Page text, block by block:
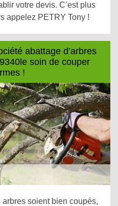
votre devis. C’est plus
appelez PETRY Tony !
abattage d’arbres
soin de couper
!
arbres soient bien coupés,